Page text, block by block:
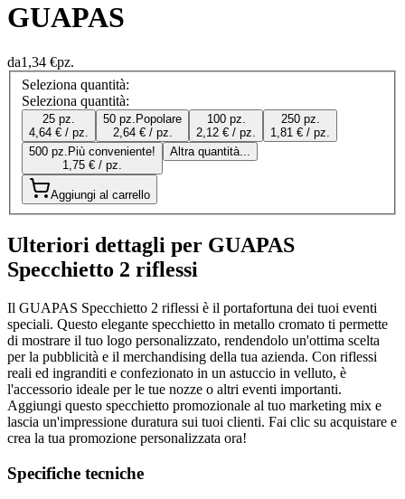
GUAPAS
da1,34 €pz.
Seleziona quantità:
Seleziona quantità:
25 pz.
4,64 € / pz.
50 pz. Popolare
2,64 € / pz.
100 pz.
2,12 € / pz.
250 pz.
1,81 € / pz.
500 pz. Più conveniente!
1,75 € / pz.
Altra quantità...
Aggiungi al carrello
Ulteriori dettagli per GUAPAS
Specchietto 2 riflessi
Il GUAPAS Specchietto 2 riflessi è il portafortuna dei tuoi eventi
speciali. Questo elegante specchietto in metallo cromato ti permette
di mostrare il tuo logo personalizzato, rendendolo un'ottima scelta
per la pubblicità e il merchandising della tua azienda. Con riflessi
reali ed ingranditi e confezionato in un astuccio in velluto, è
l'accessorio ideale per le tue nozze o altri eventi importanti.
Aggiungi questo specchietto promozionale al tuo marketing mix e
lascia un'impressione duratura sui tuoi clienti. Fai clic su acquistare e
crea la tua promozione personalizzata ora!
Specifiche tecniche